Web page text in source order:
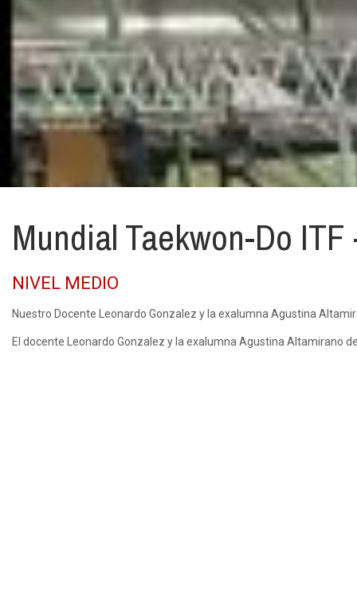
Mundial Taekwon-Do
NIVEL MEDIO
Nuestro Docente Leonardo Gonzalez y la exalumna Agustina
El docente Leonardo Gonzalez y la exalumna Agustina Altamirano